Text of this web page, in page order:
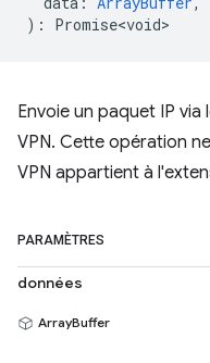
) : Promise<void>
Envoie un paquet IP
VPN. Cette opération
VPN appartient à
PARAMÈTRES
données
ArrayBuffer